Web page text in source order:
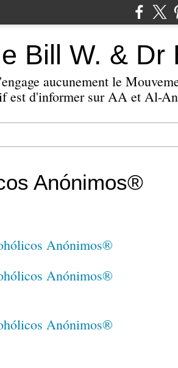
Bill W. & Dr
aucunement le
est d'informer sur AA et Al-
Anónimos®